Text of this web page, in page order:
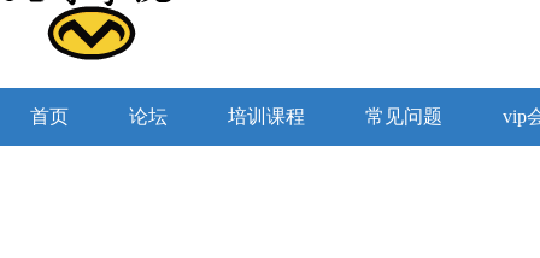
首页 论坛 培训课程 常见问题 vip